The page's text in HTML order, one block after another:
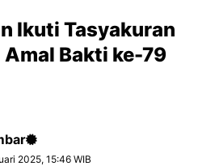
Ikuti Tasyakuran
Amal Bakti ke-79
2025, 15:46 WIB